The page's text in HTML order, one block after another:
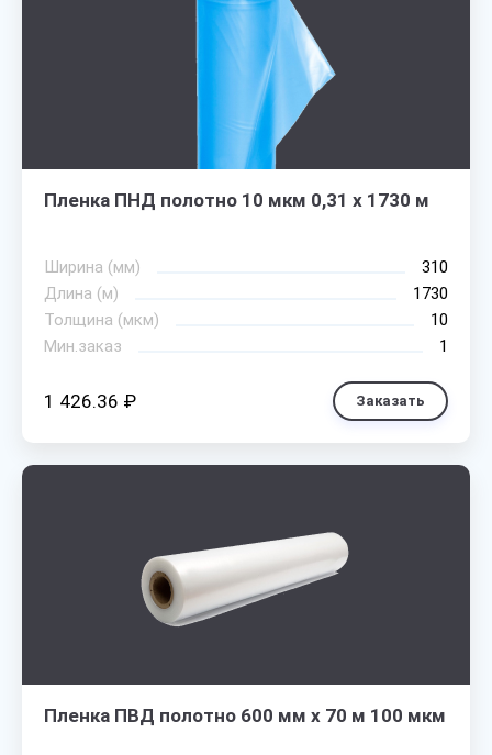
Пленка ПНД полотно 10 мкм 0,31 х 1730 м
Ширина (мм)
310
Длина (м)
1730
Толщина (мкм)
10
Мин.заказ
1
1 426.36 ₽ Заказать
Пленка ПВД полотно 600 мм х 70 м 100 мкм